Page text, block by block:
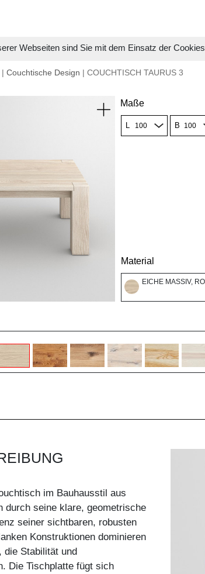
Webseiten sind Sie mit dem Einsatz der
| Couchtische Design | COUCHTISCH TAURUS 3
Maße
L B
Material
EICHE MASSIV,
im Bauhausstil aus
durch seine klare, geometrische
seiner sichtbaren, robusten
Konstruktionen dominieren
die Stabilität und
Die Tischplatte fügt sich